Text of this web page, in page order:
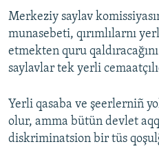
Merkeziy saylav
munasebeti, qırımlılarnı
etmekten quru
saylavlar tek yerli
Yerli qasaba ve şeerlerniñ
olur, amma bütün devlet
diskriminatsion bir tüs